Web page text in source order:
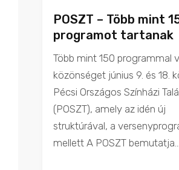
POSZT – Több mint
programot tartanak
Több mint 150 programmal
közönséget június 9. és 18.
Pécsi Országos Színházi
(POSZT), amely az idén új
struktúrával, a
mellett A POSZT bemutatja...